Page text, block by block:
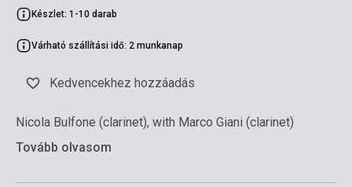
Készlet: 1-10 darab
Várható szállítási idő: 2 munkanap
Kedvencekhez hozzáadás
Nicola Bulfone (clarinet), with Marco Giani (clarinet)
Tovább olvasom